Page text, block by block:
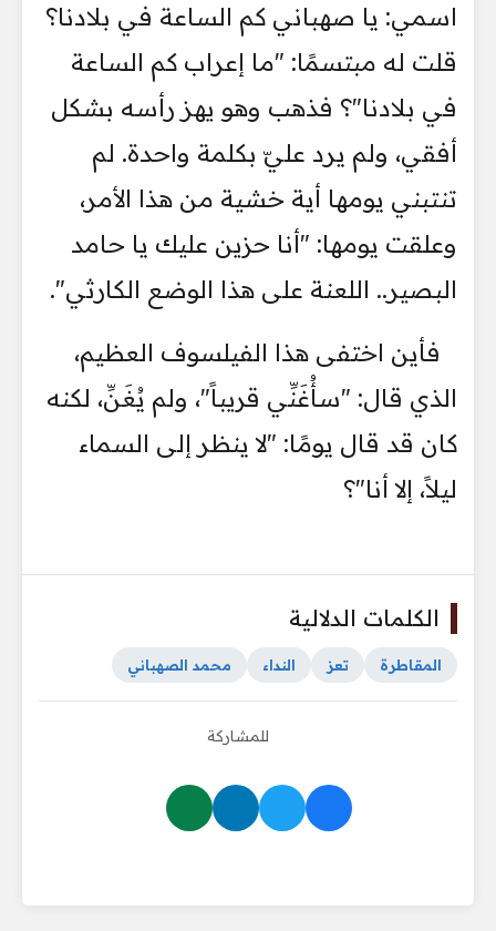
اسمي: يا صهباني كم الساعة في بلادنا؟
قلت له مبتسمًا: "ما إعراب كم الساعة
في بلادنا"؟ فذهب وهو يهز رأسه بشكل
أفقي، ولم يرد عليّ بكلمة واحدة. لم
تنتبني يومها أية خشية من هذا الأمر،
وعلقت يومها: "أنا حزين عليك يا حامد
البصير.. اللعنة على هذا الوضع الكارثي".
فأين اختفى هذا الفيلسوف العظيم،
الذي قال: "سأُغَنِّي قريباً"، ولم يُغَنِّ، لكنه
كان قد قال يومًا: "لا ينظر إلى السماء
ليلاً، إلا أنا"؟
الكلمات الدلالية
المقاطرة تعز النداء محمد الصهباني
للمشاركة